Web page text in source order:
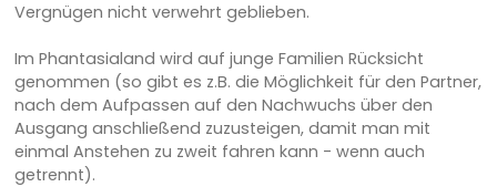
Vergnügen nicht verwehrt geblieben.
Im Phantasialand wird auf junge Familien Rücksicht
genommen (so gibt es z.B. die Möglichkeit für den Partner,
nach dem Aufpassen auf den Nachwuchs über den
Ausgang anschließend zuzusteigen, damit man mit
einmal Anstehen zu zweit fahren kann - wenn auch
getrennt).